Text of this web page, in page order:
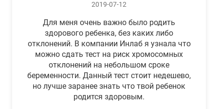
2019-07-12
Для меня очень важно было родить
здорового ребенка, без каких либо
отклонений. В компании Инлаб я узнала что
можно сдать тест на риск хромосомных
отклонений на небольшом сроке
беременности. Данный тест стоит недешево,
но лучше заранее знать что твой ребенок
родится здоровым.